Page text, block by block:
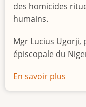
des homicides
humains.
Mgr Lucius Ugorji,
épiscopale du
En savoir plus
Le